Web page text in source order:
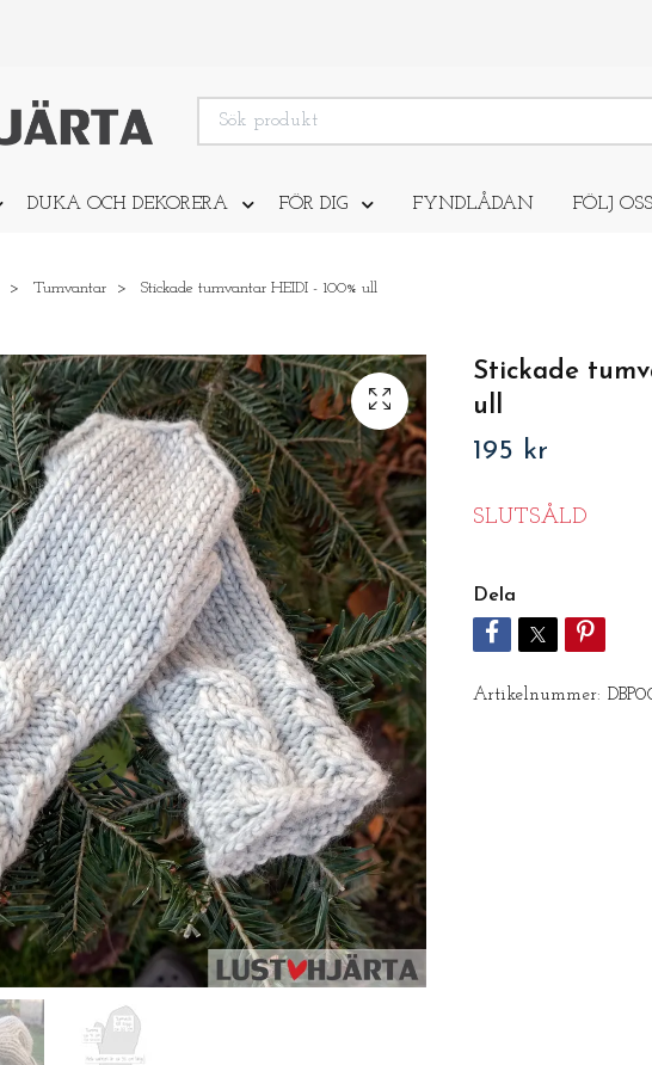
DUKA OCH DEKORERA FÖR DIG FYNDLÅDAN FÖLJ
Tumvantar Stickade tumvantar HEIDI - 100% ull
Stickade
ull
195 kr
SLUTSÅLD
Dela
Artikelnummer: